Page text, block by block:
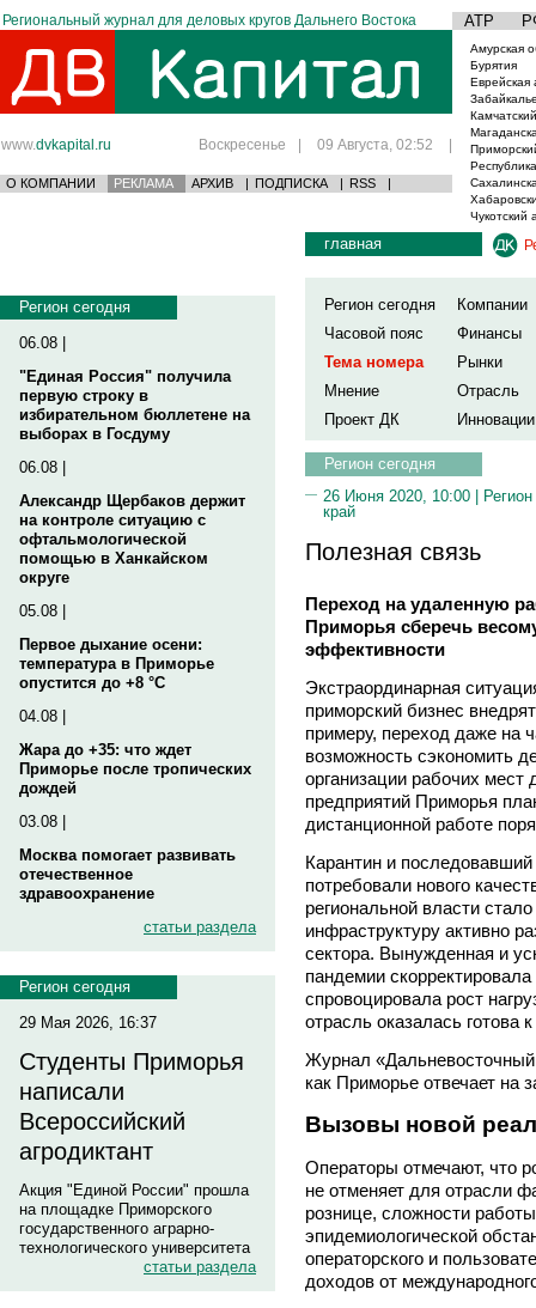
Региональный журнал для деловых кругов Дальнего Востока АТР
www.dvkapital.ru Воскресенье | 09 Августа, 02:52 |
О КОМПАНИИ РЕКЛАМА АРХИВ | ПОДПИСКА | RSS |
Амурская
Бурятия
Еврейская
Чукотский
Регион сегодня
06.08 |
"Единая Россия" получила
первую строку в
избирательном бюллетене на
выборах в Госдуму
06.08 |
Александр Щербаков держит
на контроле ситуацию с
офтальмологической
помощью в Ханкайском
округе
05.08 |
Первое дыхание осени:
температура в Приморье
опустится до +8 °C
04.08 |
Жара до +35: что ждет
Приморье после тропических
дождей
03.08 |
Москва помогает развивать
отечественное
здравоохранение
статьи раздела
Регион сегодня
29 Мая 2026, 16:37
Студенты Приморья
написали
Всероссийский
агродиктант
Акция "Единой России" прошла
на площадке Приморского
государственного аграрно-
технологического университета
статьи раздела
главная
Регион сегодня
Компании
Часовой пояс
Финансы
Тема номера
Рынки
Мнение
Отрасль
Проект ДК
Инновации
Регион сегодня
26 Июня 2020, 10:00 |
край
Полезная связь
Переход на удаленную
Приморья сберечь
эффективности
Экстраординарная
приморский бизнес
примеру, переход даже на
возможность сэкономить
организации рабочих мест
предприятий Приморья
дистанционной работе
Карантин и
потребовали нового
региональной власти
инфраструктуру активно
сектора. Вынужденная и
пандемии
спровоцировала рост
отрасль оказалась готова
Журнал «Дальневосточный
как Приморье отвечает на
Вызовы новой
Операторы отмечают, что
не отменяет для отрасли
рознице, сложности
эпидемиологической
операторского и
доходов от